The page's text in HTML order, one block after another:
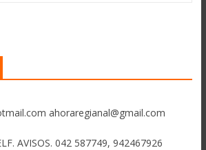
ahoraregianal@gmail.com
AVISOS. 042 587749, 942467926